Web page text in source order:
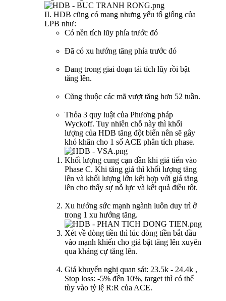
II. HDB cũng có mang nhưng yếu tố giống của
LPB như:
Có nền tích lũy phía trước đó
Đã có xu hướng tăng phía trước đó
Đang trong giai đoạn tái tích lũy rồi bật
tăng lên.
Cũng thuộc các mã vượt tăng hơn 52 tuần.
Thỏa 3 quy luật của Phương pháp
Wyckoff. Tuy nhiên chỗ này thì khối
lượng của HDB tăng đột biến nên sẽ gây
khó khăn cho 1 số ACE phân tích phase.
Khối lượng cung cạn dần khi giá tiến vào
Phase C. Khi tăng giá thì khối lượng tăng
lên và khối lượng lớn kết hợp với giá tăng
lên cho thấy sự nỗ lực và kết quả điều tốt.
Xu hướng sức mạnh ngành luôn duy trì ở
trong 1 xu hướng tăng.
Xét về dòng tiền thì lúc dòng tiền bắt đầu
vào mạnh khiến cho giá bật tăng lên xuyên
qua kháng cự tăng lên.
Giá khuyến nghị quan sát: 23.5k - 24.4k ,
Stop loss: -5% đến 10%, target thì có thể
tùy vào tỷ lệ R:R của ACE.